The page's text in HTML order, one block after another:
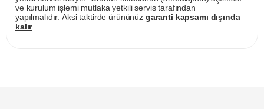
ve kurulum işlemi mutlaka yetkili servis tarafından
yapılmalıdır. Aksi taktirde ürününüz garanti kapsamı dışında
kalır.